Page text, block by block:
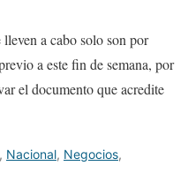
a cabo solo son por
a este fin de semana, por
el documento que acredite
, Nacional, Negocios,